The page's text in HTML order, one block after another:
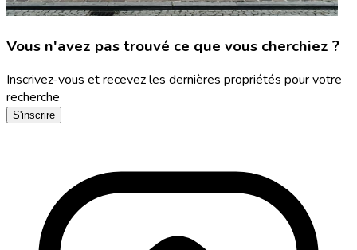
Vous n'avez pas trouvé ce que vous cherchiez ?
Inscrivez-vous et recevez les dernières propriétés pour votre
recherche
S'inscrire